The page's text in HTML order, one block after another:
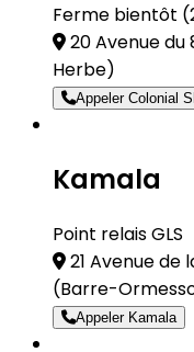
Ferme bientôt
20 Avenue du
Herbe)
Appeler Colonial
Kamala
Point relais GLS
21 Avenue de
(Barre-
Appeler Kamala